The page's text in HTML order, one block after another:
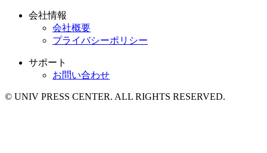
会社情報
会社概要
プライバシーポリシー
サポート
お問い合わせ
© UNIV PRESS CENTER. ALL RIGHTS RESERVED.